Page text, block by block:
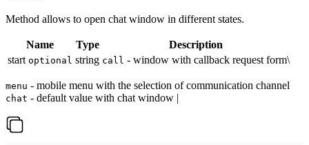
Method allows to open chat window in different states.
Name Type
Description
start optional string call - window with callback request form\
menu - mobile menu with the selection of communication channel
chat - default value with chat window |